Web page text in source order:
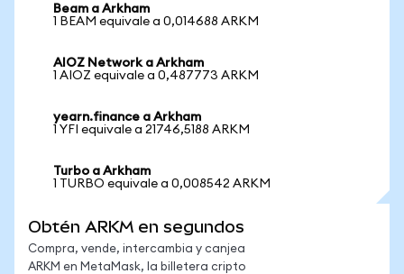
Beam a Arkham
1 BEAM equivale a 0,014688 ARKM
AIOZ Network a Arkham
1 AIOZ equivale a 0,487773 ARKM
yearn.finance a Arkham
1 YFI equivale a 21746,5188 ARKM
Turbo a Arkham
1 TURBO equivale a 0,008542 ARKM
Obtén ARKM en segundos
Compra, vende, intercambia y canjea
ARKM en MetaMask, la billetera cripto